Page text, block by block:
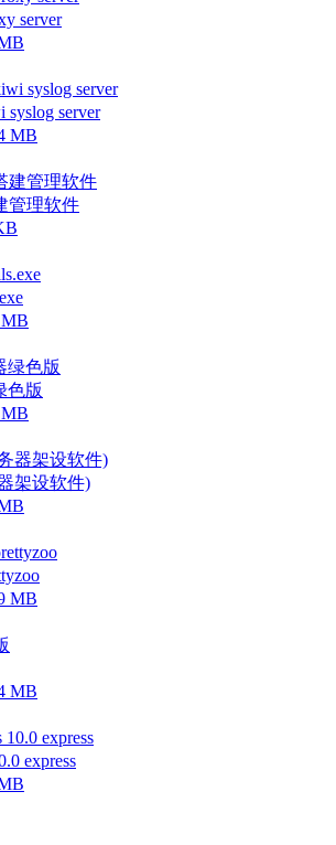
server
server
MB
管理软件
色版
架设软件)
MB
MB
express